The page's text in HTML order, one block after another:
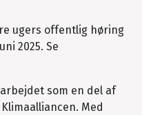
ugers offentlig høring
2025. Se
som en del af
Med